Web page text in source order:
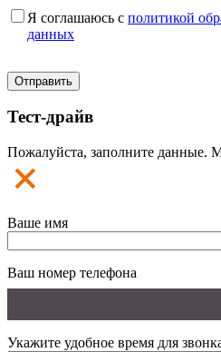
Я соглашаюсь с политикой
данных
Тест-драйв
Пожалуйста, заполните данные.
Ваше имя
Ваш номер телефона
Укажите удобное время для